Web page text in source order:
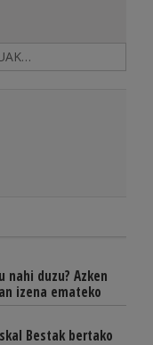
nahi duzu? Azken
izena emateko
Bestak bertako